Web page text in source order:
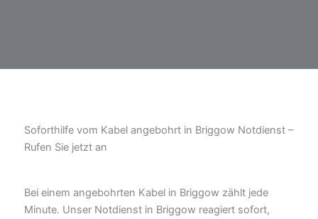
Soforthilfe vom Kabel angebohrt in Briggow Notdienst –
Rufen Sie jetzt an
Bei einem angebohrten Kabel in Briggow zählt jede
Minute. Unser Notdienst in Briggow reagiert sofort,